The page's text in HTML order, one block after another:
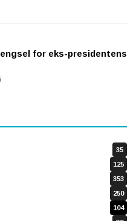
for eks-presidentens
35
125
353
250
104